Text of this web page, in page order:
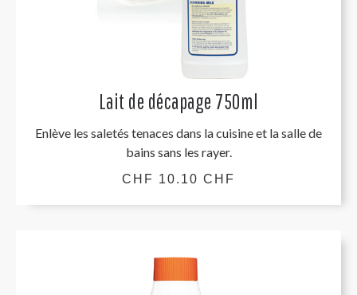
Lait de décapage 750ml
Enlève les saletés tenaces dans la cuisine et la salle de
bains sans les rayer.
CHF 10.10 CHF